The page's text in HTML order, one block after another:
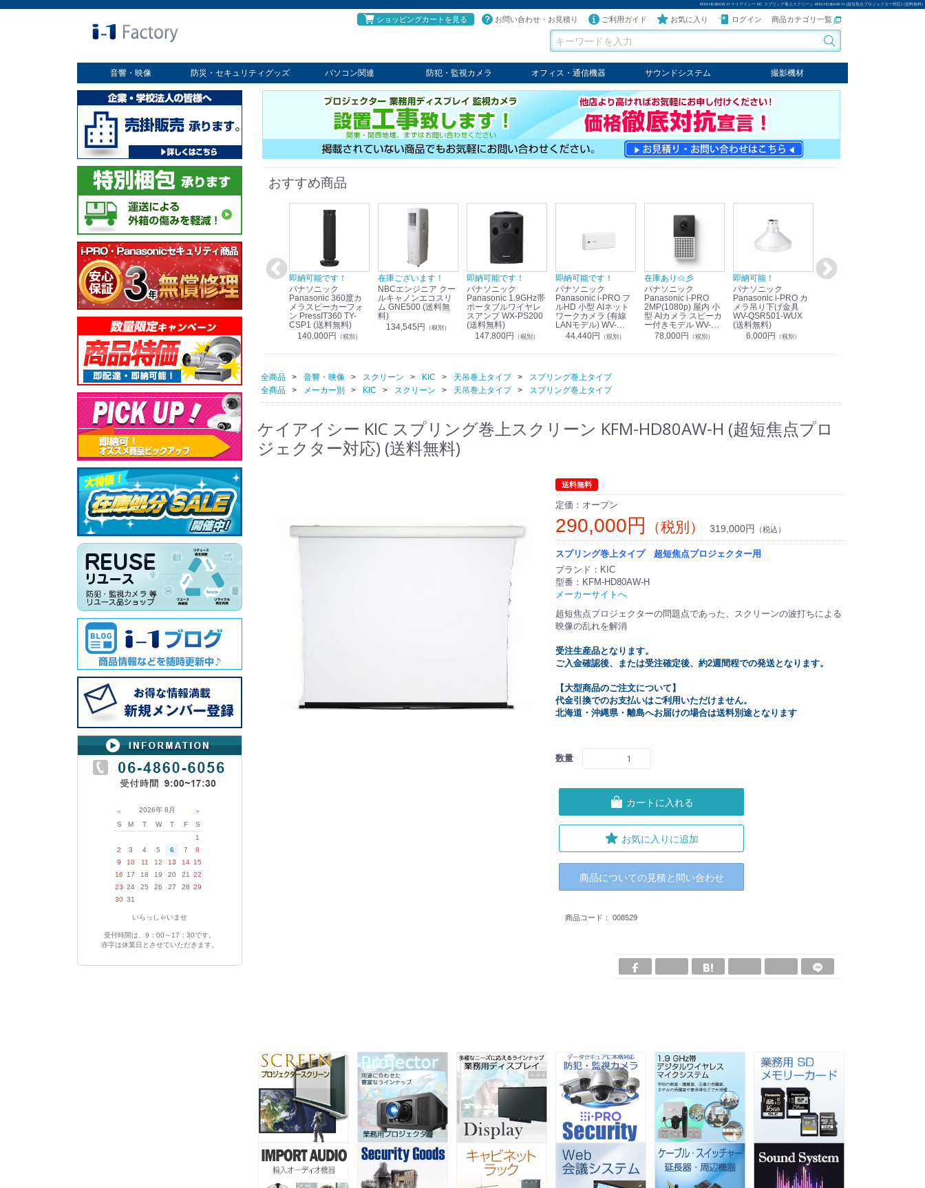
KFM-HD80AW-H ケイアイシー KIC スプリング巻上スクリーン KFM-HD80AW-H (超短焦点プロジェクター対応) (送料無料)
ショッピングカートを見る お問い合わせ・お見積り ご利用ガイド お気に入り ログイン 商品カテゴリ一覧
音響・映像
業務用ディスプレイ
プロジェクター
放送・業務用映像システム
書画カメラ
スクリーン
オプション
防災・セキュリティグッズ
セキュリティグッズ
防災グッズ
パソコン関連
パソコン
タブレット
PCパーツ
コンソール
ケーブル
切替器・延長器
伝送器
コンバータ
その他
防犯・監視カメラ
パナソニック
TAKEX
LET'S
JSS
SELCO
PRINCETON
OS
ネクステージ
ATEN
オフィス・通信機器
回線切替器
疑似電話回線装置
通信機器
デジタル携帯電話PBX
収納・ラック・ハンガー
会議システム
電子黒板
ホワイトボード
その他
サウンドシステム
音響機器
輸入オーディオ
楽器
ケーブル
撮影機材
ビデオライト
クールライト
LEDライト
スタンド
写真関連商品
スタジオセット商品
オプション
＜ 2026年 8月
＞
S
M T W T F
S
1
2
3 4 5 6 7
8
9
10 11 12 13 14 15
16
17 18 19 20 21
22
23 24 25 26 27 28 29
30 31
いらっしゃいませ
受付時間は、9：00～17：30です。
赤字は休業日とさせていただきます。
おすすめ商品
Panasonic i-PRO
2MP(1080p) 屋内 小
型 AIカメラ スピーカ
S71301-F2L (送料無
（税別）
即納可能！
パナソニック
Panasonic i-PRO カ
メラ吊り下げ金具
WV-QSR501-WUX
(送料無料)
6,000円（税別）
在庫あり！送料無料！
パナソニック
Panasonic リモコン
マイク (10局用) WR-
210A (送料無料)
39,000円
即納可能です！
パナソニック
Panasonic 360度カ
メラスピーカーフォ
ン PressIT360 TY-
CSP1 (送料無料)
140,000円 （税別）
在庫ございます！
NBCエンジニア クー
ルキャノンエコスリ
ム GNE500 (送料無
料)
134,545円
（税別）
即納可能です！
パナソニック
Panasonic 1.9GHz帯
ポータブルワイヤレ
スアンプ WX-PS200
(送料無料)
147,800円 （税別）
即納可能です！
パナソニック
Panasonic i-PRO フ
ルHD 小型 AIネット
ワークカメラ (有線
LANモデル) WV-
S7130UX (送料無料)
44,440円 （税別）
在庫あり☆彡
パナソニック
Panasonic i-PRO
2MP(1080p) 屋内 小
型 AIカメラ スピーカ
ー付きモデル WV-
S71301-F2L (送料無
78,000円 （税別）
即納可能！
パナソニック
Panasonic i-PRO カ
メラ吊り下げ金具
WV-QSR501-WUX
(送料無料)
6,000円 （税別）
全商品 音響・映像 スクリーン KIC 天吊巻上タイプ
スプリング巻上タイプ
全商品
メーカー別 KIC スクリーン 天吊巻上タイプ スプリング巻上タイプ
ケイアイシー KIC スプリング巻上スクリーン KFM-HD80AW-H (超短焦点プロ
ジェクター対応) (送料無料)
送料無料
定価：オープン
290,000円 （税別） 319,000円 （税込）
スプリング巻上タイプ 超短焦点プロジェクター用
ブランド：KIC
型番：KFM-HD80AW-H
メーカーサイトへ
超短焦点プロジェクターの問題点であった、スクリーンの波打ちによる
映像の乱れを解消
受注生産品となります。
ご入金確認後、または受注確定後、約2週間程での発送となります。
【大型商品のご注文について】
代金引換でのお支払いはご利用いただけません。
北海道・沖縄県・離島へお届けの場合は送料別途となります
数量
カートに入れる
お気に入りに追加
商品についての見積と問い合わせ
商品コード： 008529